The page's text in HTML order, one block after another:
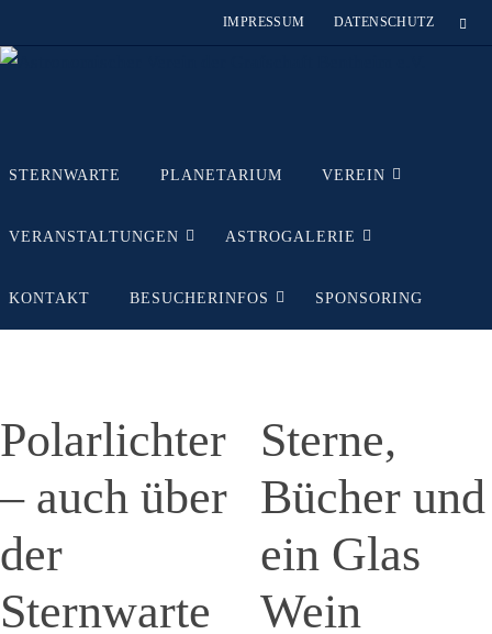
Inhalt
IMPRESSUM DATENSCHUTZ
Inhalt
STERNWARTE PLANETARIUM VEREIN
VERANSTALTUNGEN ASTROGALERIE
KONTAKT BESUCHERINFOS SPONSORING
Polarlichter
– auch über
der
Sternwarte
Sterne,
Bücher und
ein Glas
Wein